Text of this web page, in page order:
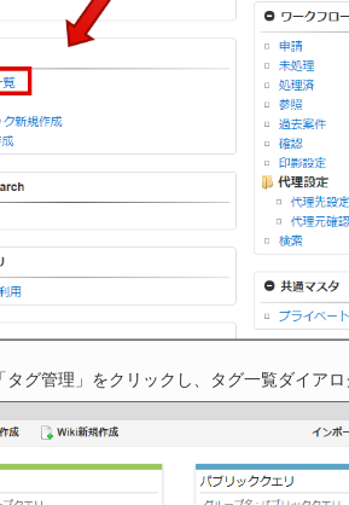
タグ管理」をクリックし、タグ一覧ダイア